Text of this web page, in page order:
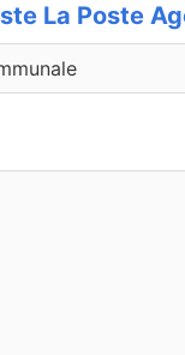
La Poste